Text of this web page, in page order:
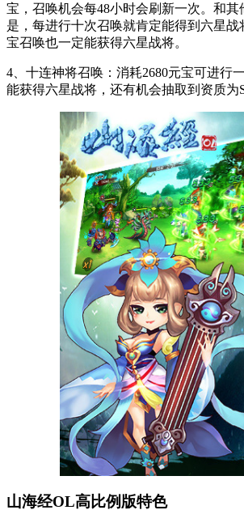
宝，召唤机会每48小时会刷新一次。和其
是，每进行十次召唤就肯定能得到六星战
宝召唤也一定能获得六星战将。
4、十连神将召唤：消耗2680元宝可进行
能获得六星战将，还有机会抽取到资质为
山海经OL高比例版特色